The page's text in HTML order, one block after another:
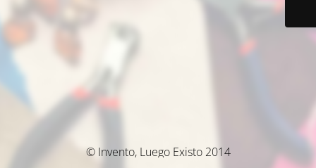
© Invento, Luego Existo 2014